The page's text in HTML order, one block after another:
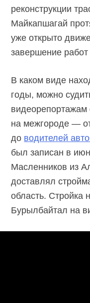
реконструкции
Майкапшагай
уже открыто
завершение
В каком виде
годы, можно
видеорепортажам
на межгороде —
до водителей
был записан в
Масленников из
доставлял
область. Стройка
Бурылбайтал на